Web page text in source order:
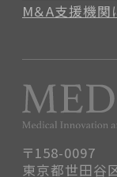
〒158-0097
東京都世田谷
M＆A支援機